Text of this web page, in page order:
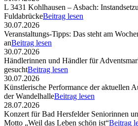
L 3431 Kohlhausen – Asbach:
FuldabrückeBeitrag lesen
30.07.2026
Veranstaltungs-Tipps: Das steht am
anBeitrag lesen
30.07.2026
Händlerinnen und Händler für
gesuchtBeitrag lesen
30.07.2026
Künstlerische Performance der aktuellen
der WandelhalleBeitrag lesen
28.07.2026
Konzert für Bad Hersfelder Seniorinnen
Motto „Weil das Leben schön ist“Beitrag